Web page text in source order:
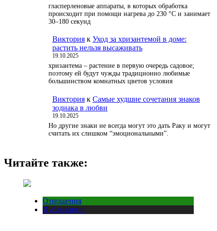
гласперленовые аппараты, в которых обработка
происходит при помощи нагрева до 230 °С и занимает
30–180 секунд
Виктория к Уход за хризантемой в доме:
растить нельзя высаживать
19.10.2025
хризантема – растение в первую очередь садовое;
поэтому ей будут чужды традиционно любимые
большинством комнатных цветов условия
Виктория к Самые худшие сочетания знаков
зодиака в любви
19.10.2025
Но другие знаки не всегда могут это дать Раку и могут
считать их слишком “эмоциональными”.
Читайте также:
Отношения
Публикации